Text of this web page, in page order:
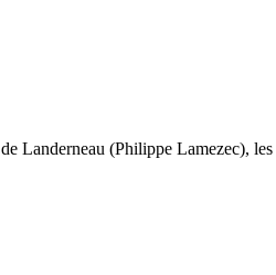
de Landerneau (Philippe Lamezec), les